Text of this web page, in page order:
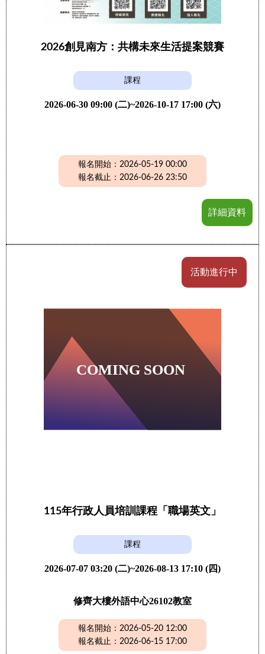
2026創見南方：共構未來生活提案競賽
課程
2026-06-30 09:00 (二)~2026-10-17 17:00 (六)
報名開始：2026-05-19 00:00
報名截止：2026-06-26 23:50
詳細資料
活動進行中
115年行政人員培訓課程「職場英文」
課程
2026-07-07 03:20 (二)~2026-08-13 17:10 (四)
修齊大樓外語中心26102教室
報名開始：2026-05-20 12:00
報名截止：2026-06-15 17:00